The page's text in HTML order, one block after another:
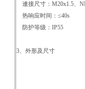
連接尺寸：M20x1.5、
热响应时间：≤40s
防护等级：IP55
3、外形及尺寸